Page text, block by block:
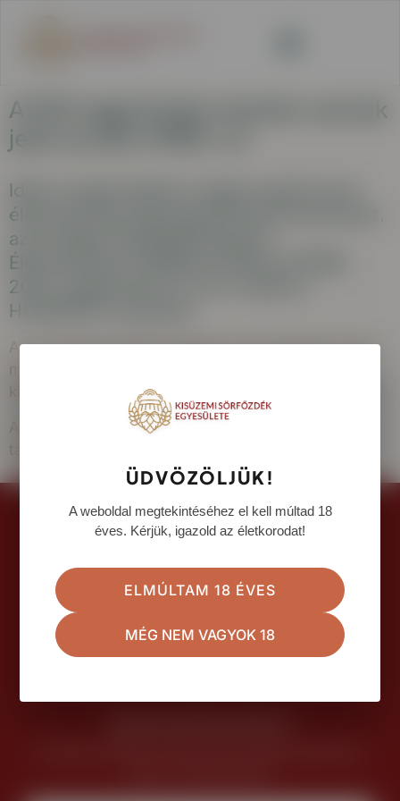
A KSE tagjai közös standon vannak
jelen az idei OMÉK-on
Idén is megrendezik a magyar agrárium és
élelmiszeripar legnagyobb hazai eseményét,
az Országos Mezőgazdasági és
Élelmiszeripari Kiállítás és Vásárt (OMÉK),
2025. szeptember 18. és 21. között a
HUNGEXPO területén.
Az „A” pavilon 206A standján sok szeretettel várjuk
kisüzemi sörökkel és az azt készítő sörmesterekkel.
A további programokról itt találnak további
sorfozdek.hu © 2025 Készítette: WEXO
ÜDVÖZÖLJÜK!
A weboldal megtekintéséhez el kell múltad 18
éves. Kérjük, igazold az életkorodat!
ELMÚLTAM 18 ÉVES
MÉG NEM VAGYOK 18